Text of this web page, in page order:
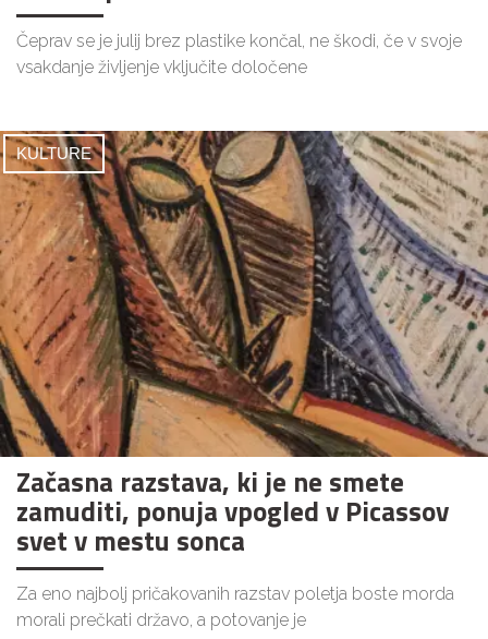
Čeprav se je julij brez plastike končal, ne škodi, če v svoje
vsakdanje življenje vključite določene
KULTURE
Začasna razstava, ki je ne smete
zamuditi, ponuja vpogled v Picassov
svet v mestu sonca
Za eno najbolj pričakovanih razstav poletja boste morda
morali prečkati državo, a potovanje je